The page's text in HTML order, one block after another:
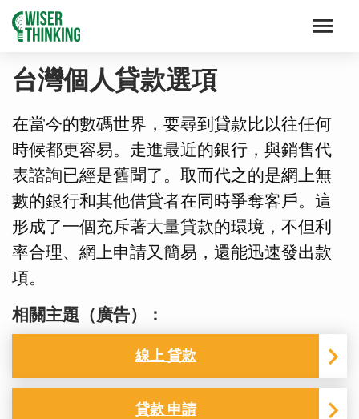
台灣個人貸款選項
在當今的數碼世界，要尋到貸款比以往任何
時候都更容易。走進最近的銀行，與銷售代
表諮詢已經是舊聞了。取而代之的是網上無
數的銀行和其他借貸者在同時爭奪客戶。這
形成了一個充斥著大量貸款的環境，不但利
率合理、網上申請又簡易，還能迅速發出款
項。
相關主題（廣告）：
線上 貸款
貸款 申請